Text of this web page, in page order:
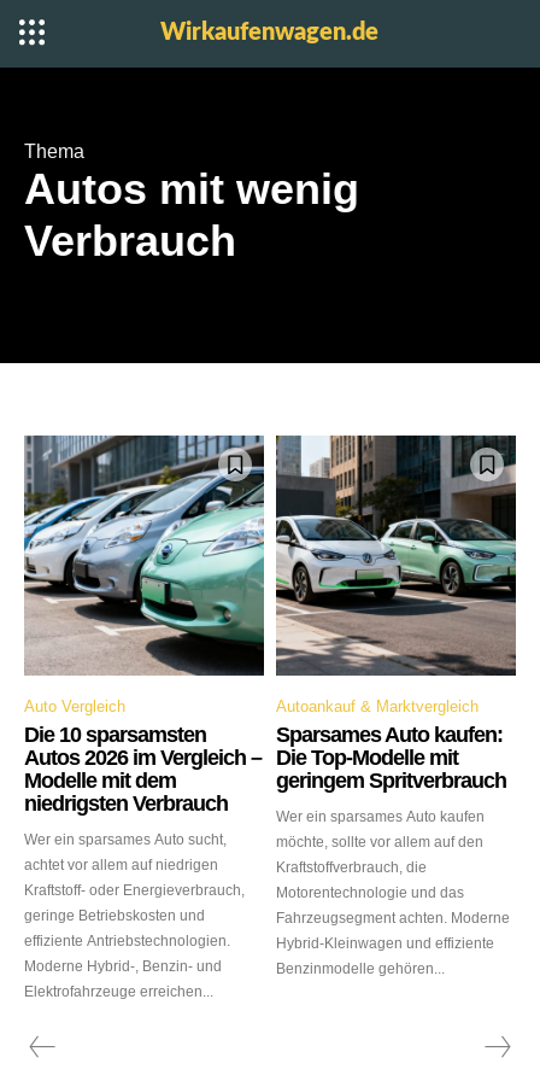
Wirkaufenwagen.de
Thema
Autos mit wenig
Verbrauch
Auto Vergleich
Die 10 sparsamsten
Autos 2026 im Vergleich –
Modelle mit dem
niedrigsten Verbrauch
Wer ein sparsames Auto sucht,
achtet vor allem auf niedrigen
Kraftstoff- oder Energieverbrauch,
geringe Betriebskosten und
effiziente Antriebstechnologien.
Moderne Hybrid-, Benzin- und
Elektrofahrzeuge erreichen...
Autoankauf & Marktvergleich
Sparsames Auto kaufen:
Die Top-Modelle mit
geringem Spritverbrauch
Wer ein sparsames Auto kaufen
möchte, sollte vor allem auf den
Kraftstoffverbrauch, die
Motorentechnologie und das
Fahrzeugsegment achten. Moderne
Hybrid-Kleinwagen und effiziente
Benzinmodelle gehören...